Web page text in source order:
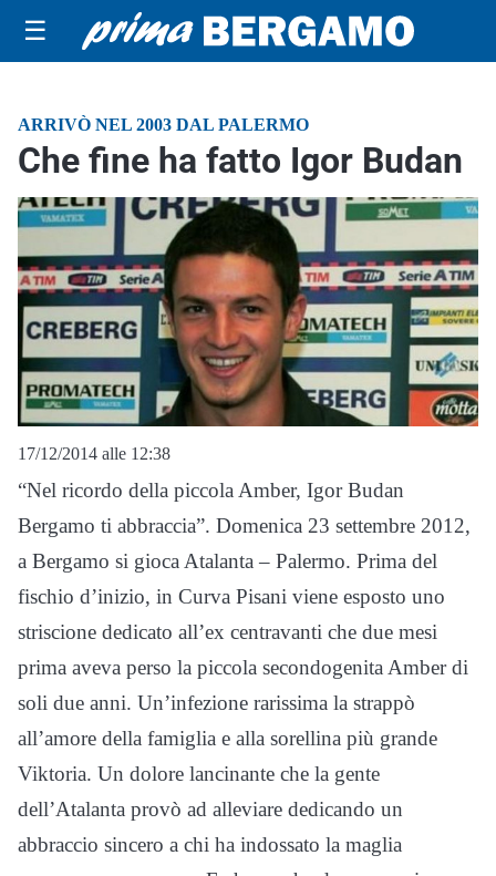
☰
ARRIVÒ NEL 2003 DAL PALERMO
Che fine ha fatto Igor Budan
17/12/2014 alle 12:38
“Nel ricordo della piccola Amber, Igor Budan
Bergamo ti abbraccia”. Domenica 23 settembre 2012,
a Bergamo si gioca Atalanta – Palermo. Prima del
fischio d’inizio, in Curva Pisani viene esposto uno
striscione dedicato all’ex centravanti che due mesi
prima aveva perso la piccola secondogenita Amber di
soli due anni. Un’infezione rarissima la strappò
all’amore della famiglia e alla sorellina più grande
Viktoria. Un dolore lancinante che la gente
dell’Atalanta provò ad alleviare dedicando un
abbraccio sincero a chi ha indossato la maglia